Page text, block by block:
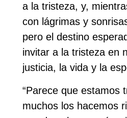
a la tristeza, y,
con lágrimas y
pero el destino
invitar a la tristeza en
justicia, la vida y la
“Parece que estamos
muchos los hacemos